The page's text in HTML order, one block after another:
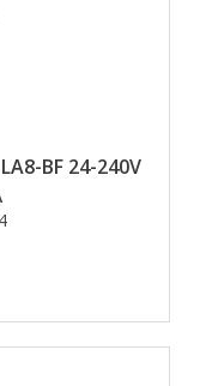
BF 24-240V